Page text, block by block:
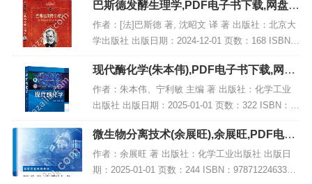
名：《...
巴斯德发酵生理学,PDF电子书下载,网盘资
源
作者：[法]巴斯德 著, 沈昭文 译 著 出版社：北京大
学出版社 出版日期：2024-12-01 页数：168 ISBN：
9787301356654 电子书大小：202MB [高清扫描版P
DF格...
现代酶化学(朱本伟),PDF电子书下载,网盘
资源
作者：朱本伟、宁利敏 主编 著 出版社：化学工业
出版社 出版日期：2025-01-01 页数：322 ISBN：9
787122447371 电子书大小：189MB [高清扫描版P
DF格式]...
微生物分离技术(余展旺),余展旺,PDF电子
书下载,网盘资源
作者：余展旺 著 出版社：化学工业出版社 出版日
期：2025-01-01 页数：244 ISBN：9787122463333